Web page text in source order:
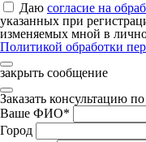
Даю согласие на
указанных при
изменяемых мной в
Политикой обработки
закрыть сообщение
Заказать консультацию
Ваше ФИО*
Город